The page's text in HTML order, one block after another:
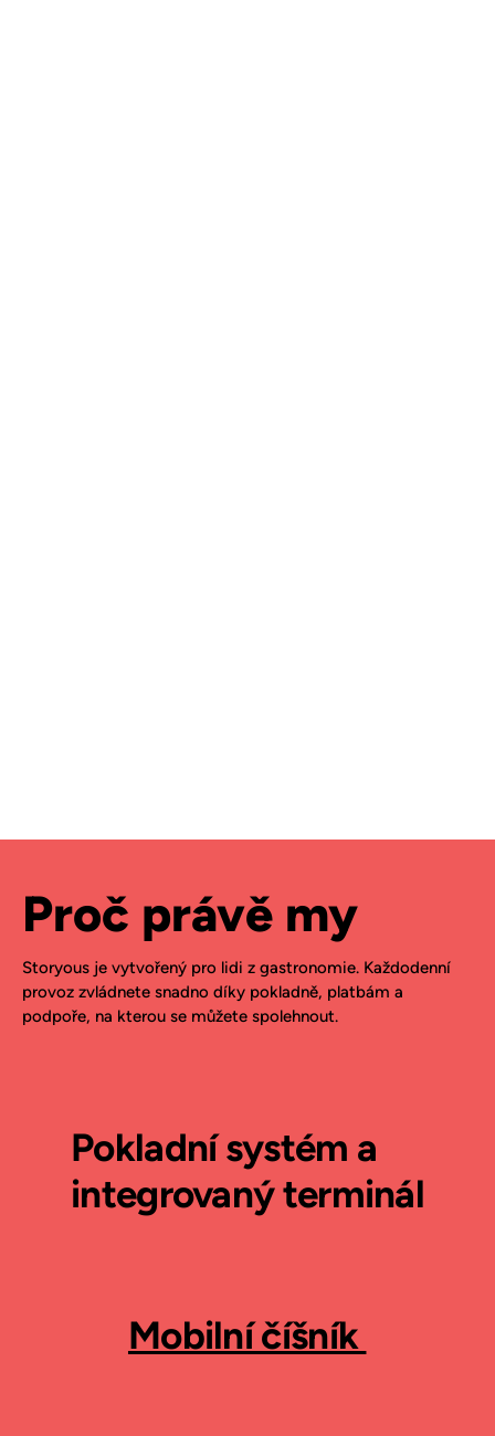
Proč právě my
Storyous je vytvořený pro lidi z gastronomie. Každodenní
provoz zvládnete snadno díky pokladně, platbám a
podpoře, na kterou se můžete spolehnout.
Pokladní systém a
integrovaný terminál
Mobilní číšník